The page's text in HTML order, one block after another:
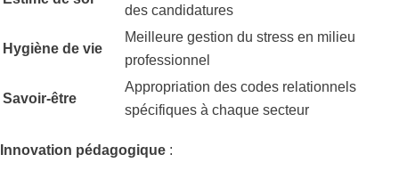
des candidatures
Hygiène de vie
Meilleure gestion du stress en milieu
professionnel
Savoir-être
Appropriation des codes relationnels
spécifiques à chaque secteur
Innovation pédagogique :